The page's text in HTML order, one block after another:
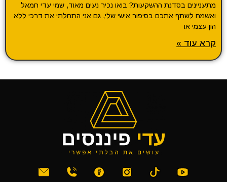
מתעניינים בסדנת ההשקעות? בואו נכיר נעים מאוד, שמי עדי חמאל
ואשמח לשתף אתכם בסיפור אישי שלי, גם אני התחלתי את דרכי ללא
הון עצמי או
קרא עוד »